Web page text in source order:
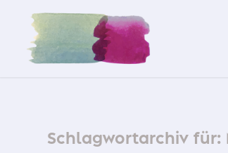
Schlagwortarchiv für: